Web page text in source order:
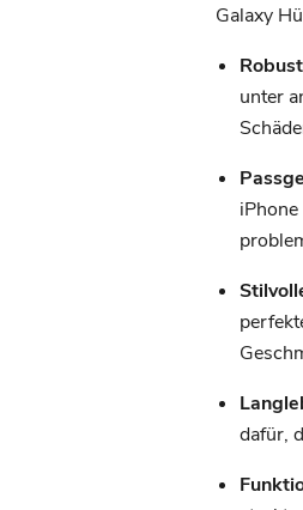
Galaxy
unter
dafür,